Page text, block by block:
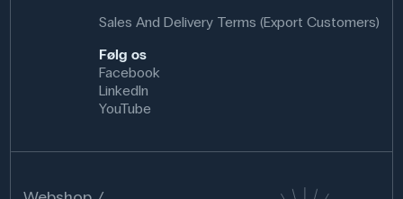
Sales And Delivery Terms (Export Customers)
Følg os
Facebook
LinkedIn
YouTube